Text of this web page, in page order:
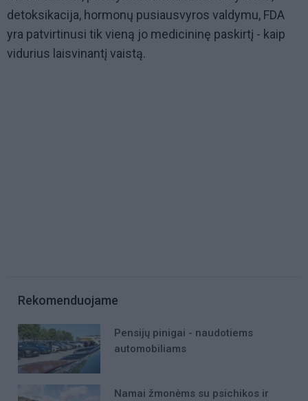
detoksikacija, hormonų pusiausvyros valdymu, FDA
yra patvirtinusi tik vieną jo medicininę paskirtį - kaip
vidurius laisvinantį vaistą.
Rekomenduojame
Pensijų pinigai - naudotiems
automobiliams
Namai žmonėms su psichikos ir